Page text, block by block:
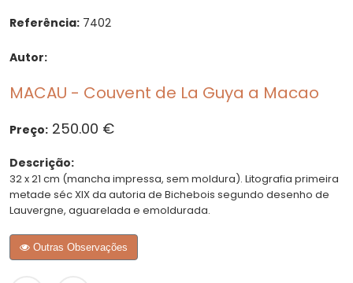
Referência: 7402
Autor:
MACAU - Couvent de La Guya a Macao
Preço: 250.00 €
Descrição:
32 x 21 cm (mancha impressa, sem moldura). Litografia primeira
metade séc XIX da autoria de Bichebois segundo desenho de
Lauvergne, aguarelada e emoldurada.
Outras Observações